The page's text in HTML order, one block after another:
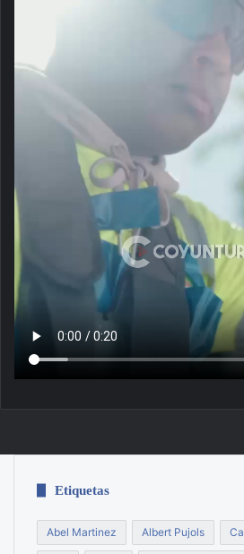
Etiquetas
Abel Martinez Albert Pujols